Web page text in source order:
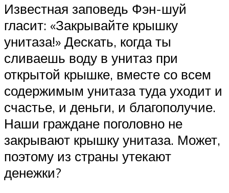
Известная заповедь Фэн-шуй
гласит: «Закрывайте крышку
унитаза!» Дескать, когда ты
сливаешь воду в унитаз при
открытой крышке, вместе со всем
содержимым унитаза туда уходит и
счастье, и деньги, и благополучие.
Наши граждане поголовно не
закрывают крышку унитаза. Может,
поэтому из страны утекают
денежки?